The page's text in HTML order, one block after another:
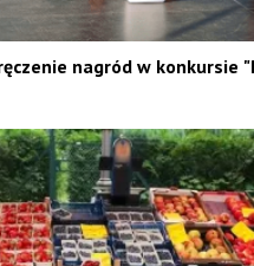
nagród w konkursie